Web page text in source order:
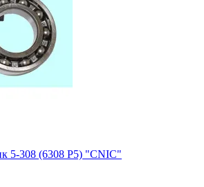
5-308 (6308 P5) "CNIC"